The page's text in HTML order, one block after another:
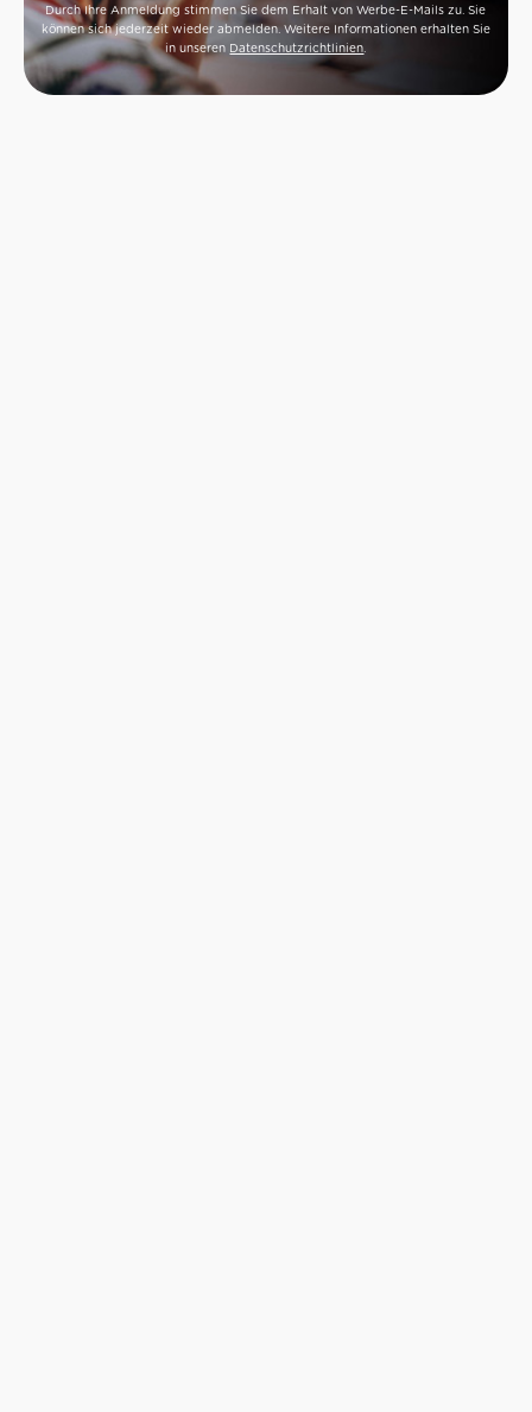
Durch Ihre Anmeldung stimmen Sie dem Erhalt von Werbe-E-Mails zu. Sie
können sich jederzeit wieder abmelden. Weitere Informationen erhalten Sie
in unseren Datenschutzrichtlinien